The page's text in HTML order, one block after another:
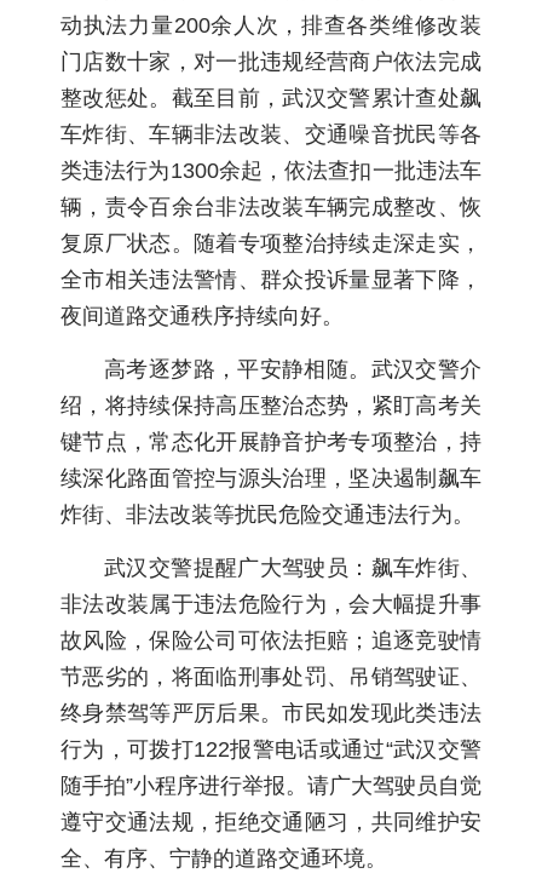
动执法力量200余人次，排查各类维修改装
门店数十家，对一批违规经营商户依法完成
整改惩处。截至目前，武汉交警累计查处飙
车炸街、车辆非法改装、交通噪音扰民等各
类违法行为1300余起，依法查扣一批违法车
辆，责令百余台非法改装车辆完成整改、恢
复原厂状态。随着专项整治持续走深走实，
全市相关违法警情、群众投诉量显著下降，
夜间道路交通秩序持续向好。
高考逐梦路，平安静相随。武汉交警介
绍，将持续保持高压整治态势，紧盯高考关
键节点，常态化开展静音护考专项整治，持
续深化路面管控与源头治理，坚决遏制飙车
炸街、非法改装等扰民危险交通违法行为。
武汉交警提醒广大驾驶员：飙车炸街、
非法改装属于违法危险行为，会大幅提升事
故风险，保险公司可依法拒赔；追逐竞驶情
节恶劣的，将面临刑事处罚、吊销驾驶证、
终身禁驾等严厉后果。市民如发现此类违法
行为，可拨打122报警电话或通过“武汉交警
随手拍”小程序进行举报。请广大驾驶员自觉
遵守交通法规，拒绝交通陋习，共同维护安
全、有序、宁静的道路交通环境。